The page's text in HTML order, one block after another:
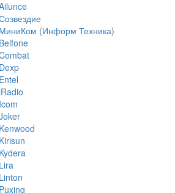
МиниКом (Информ Техника)
Belfone
Dexp
Entel
Icom
Kenwood
Kirisun
Kydera
Lira
Linton
Puxing